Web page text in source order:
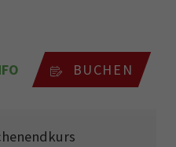
BUCHEN